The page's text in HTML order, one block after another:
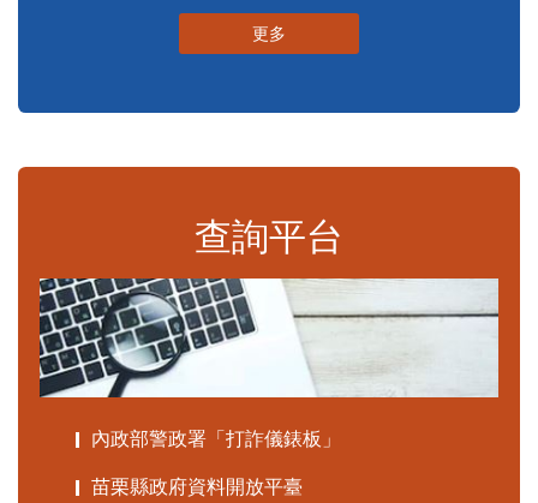
更多
查詢平台
內政部警政署「打詐儀錶板」
苗栗縣政府資料開放平臺